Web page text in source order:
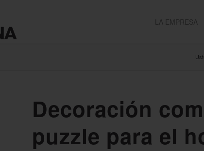
LA EMPRESA
Decoración
puzzle para el